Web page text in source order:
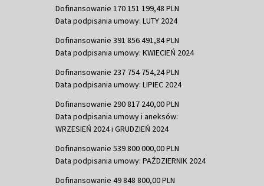
Dofinansowanie 170 151 199,48 PLN
Data podpisania umowy: LUTY 2024
Dofinansowanie 391 856 491,84 PLN
Data podpisania umowy: KWIECIEŃ 2024
Dofinansowanie 237 754 754,24 PLN
Data podpisania umowy: LIPIEC 2024
Dofinansowanie 290 817 240,00 PLN
Data podpisania umowy i aneksów:
WRZESIEŃ 2024 i GRUDZIEŃ 2024
Dofinansowanie 539 800 000,00 PLN
Data podpisania umowy: PAŹDZIERNIK 2024
Dofinansowanie 49 848 800,00 PLN